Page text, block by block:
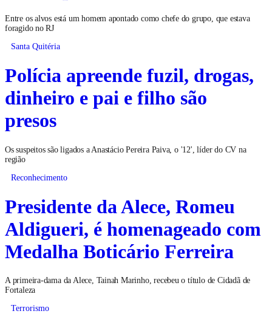
Entre os alvos está um homem apontado como chefe do grupo, que estava
foragido no RJ
Santa Quitéria
Polícia apreende fuzil, drogas,
dinheiro e pai e filho são
presos
Os suspeitos são ligados a Anastácio Pereira Paiva, o '12', líder do CV na
região
Reconhecimento
Presidente da Alece, Romeu
Aldigueri, é homenageado com
Medalha Boticário Ferreira
A primeira-dama da Alece, Tainah Marinho, recebeu o título de Cidadã de
Fortaleza
Terrorismo